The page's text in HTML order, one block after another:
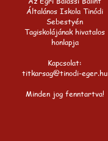
Általános Iskola Tinódi
Sebestyén
Tagiskolájának hivatalos
honlapja
Kapcsolat:
titkarsag@tinodi-eger.hu
Minden jog fenntartva!